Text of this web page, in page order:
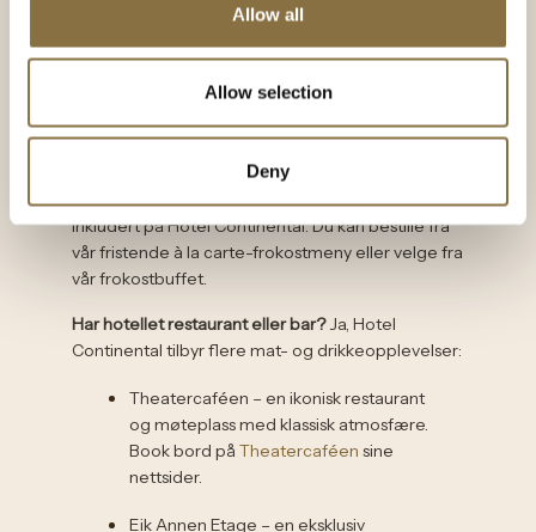
Allow all
Allow selection
Deny
grupper eller bedrifter. Kontaktinformasjon til vårt
Er frokost inkludert i oppholdet?Ja, frokost er
inkludert på Hotel Continental. Du kan bestille fra
vår fristende à la carte-frokostmeny eller velge fra
vår frokostbuffet.
Har hotellet restaurant eller bar?Ja, Hotel
Continental tilbyr flere mat- og drikkeopplevelser:
Theatercaféen – en ikonisk restaurant
og møteplass med klassisk atmosfære.
Book bord på Theatercaféen sine
nettsider.
Eik Annen Etage – en eksklusiv